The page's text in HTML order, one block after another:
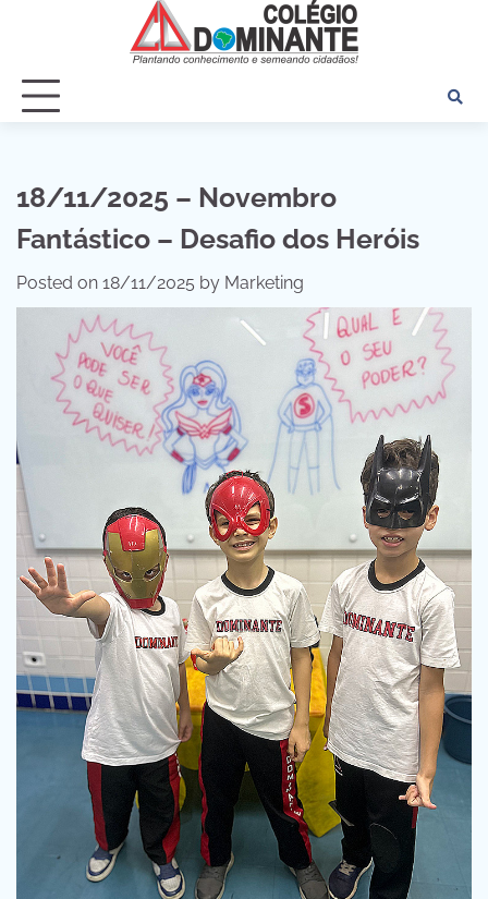
18/11/2025 – Novembro
Fantástico – Desafio dos Heróis
Posted on 18/11/2025 by Marketing